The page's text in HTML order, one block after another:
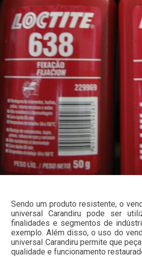
Sendo um produto resistente, o
universal Carandiru pode ser
finalidades e segmentos de
exemplo. Além disso, o uso do
universal Carandiru permite que
qualidade e funcionamento